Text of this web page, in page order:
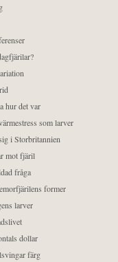
hur det var
som larver
i Storbritannien
mot fjäril
fråga
former
larver
dollar
färg